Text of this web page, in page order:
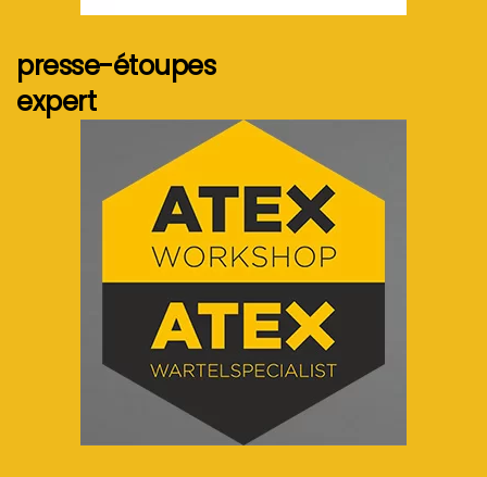
presse-étoupes
expert
Voir plus...